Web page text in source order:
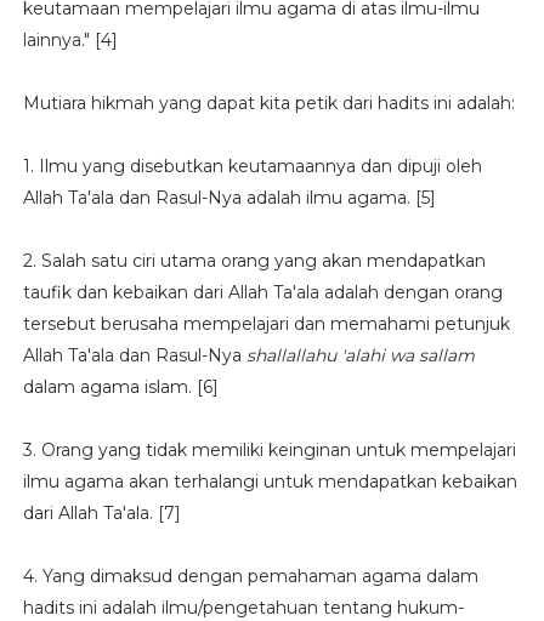
keutamaan mempelajari ilmu agama di atas ilmu-ilmu
lainnya." [4]
Mutiara hikmah yang dapat kita petik dari hadits ini adalah:
1. Ilmu yang disebutkan keutamaannya dan dipuji oleh
Allah Ta'ala dan Rasul-Nya adalah ilmu agama. [5]
2. Salah satu ciri utama orang yang akan mendapatkan
taufik dan kebaikan dari Allah Ta'ala adalah dengan orang
tersebut berusaha mempelajari dan memahami petunjuk
Allah Ta'ala dan Rasul-Nya shallallahu 'alahi wa sallam
dalam agama islam. [6]
3. Orang yang tidak memiliki keinginan untuk mempelajari
ilmu agama akan terhalangi untuk mendapatkan kebaikan
dari Allah Ta'ala. [7]
4. Yang dimaksud dengan pemahaman agama dalam
hadits ini adalah ilmu/pengetahuan tentang hukum-